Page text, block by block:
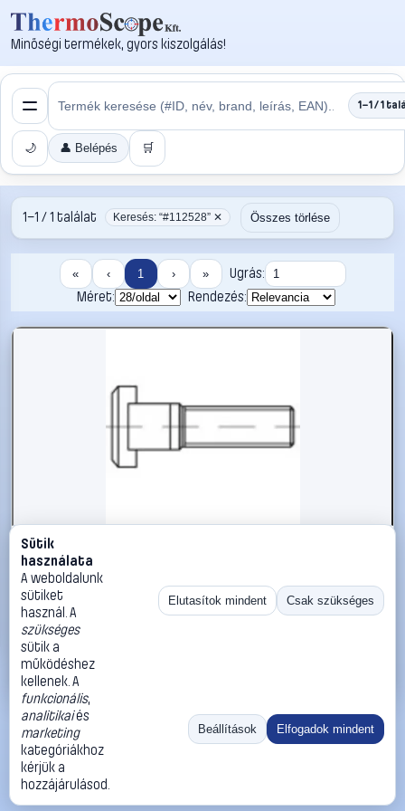
Minőségi termékek, gyors kiszolgálás!
1–1 / 1
🌙 👤 Belépés 🛒
1–1 / 1 találat Keresés: “#112528” ✕ Összes törlése
« ‹ 1 › »
Ugrás:
Méret:
Rendezés:
#112528
TOOLCRAFT 112528 T-hornyos csavarok M16 125 mm
Négylap DIN 787 Acél 10 db
TOOLCRAFT Metrikus csavarok
85 990 Ft
Kosárba
«
Ugrás:
Méret:
Rendezés:
©2026
ThermoScope
ÁSZF
Cégbemutató
Sütik
használata
A weboldalunk
sütiket
használ. A
szükséges
sütik a
működéshez
kellenek. A
funkcionális,
analitikaiés
marketing
kategóriákhoz
kérjük a
hozzájárulásod.
Elutasítok mindent Csak szükséges
Beállítások Elfogadok mindent